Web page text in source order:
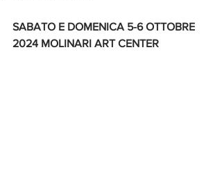
SABATO E DOMENICA 5-6 OTTOBRE
2024 MOLINARI ART CENTER